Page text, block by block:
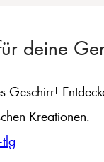
deine
Geschirr!
Kreationen.